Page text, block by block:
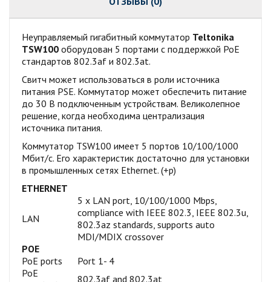
Неуправляемый гигабитный коммутатор Teltonika
TSW100 оборудован 5 портами с поддержкой PoE
стандартов 802.3af и 802.3at.
Свитч может использоваться в роли источника
питания PSE. Коммутатор может обеспечить питание
до 30 В подключенным устройствам. Великолепное
решение, когда необходима централизация
источника питания.
Коммутатор TSW100 имеет 5 портов 10/100/1000
Мбит/с. Его характеристик достаточно для установки
в промышленных сетях Ethernet. (+р)
ETHERNET
LAN
5 x LAN port, 10/100/1000 Mbps,
compliance with IEEE 802.3, IEEE 802.3u,
802.3az standards, supports auto
MDI/MDIX crossover
POE
PoE ports
Port 1- 4
PoE
802.3af and 802.3at